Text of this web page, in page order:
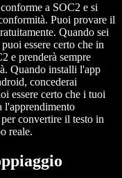
a SOC2 e si
Puoi provare il
Quando sei
essere certo che in
e prenderà sempre
Quando installi l'app
concederai
essere certo che i tuoi
l'apprendimento
convertire il testo in
reale.